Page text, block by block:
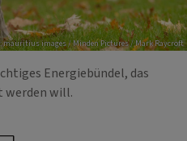
mauritius images / Minden Pictures / Mark Raycroft
Energiebündel, das
werden will.